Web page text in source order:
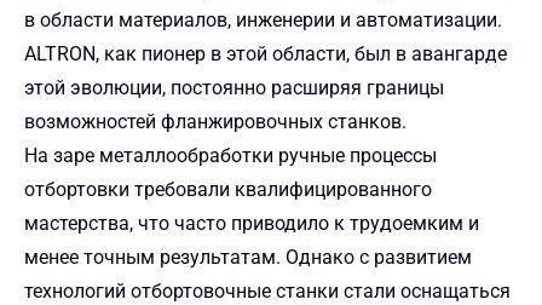
в области материалов, инженерии и автоматизации.
ALTRON, как пионер в этой области, был в авангарде
этой эволюции, постоянно расширяя границы
возможностей фланжировочных станков.
На заре металлообработки ручные процессы
отбортовки требовали квалифицированного
мастерства, что часто приводило к трудоемким и
менее точным результатам. Однако с развитием
технологий отбортовочные станки стали оснащаться